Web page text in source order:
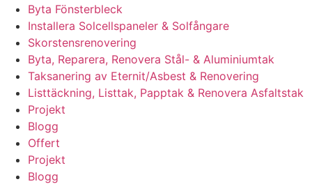
Byta Fönsterbleck
Installera Solcellspaneler & Solfångare
Skorstensrenovering
Byta, Reparera, Renovera Stål- & Aluminiumtak
Taksanering av Eternit/Asbest & Renovering
Listtäckning, Listtak, Papptak & Renovera Asfaltstak
Projekt
Blogg
Offert
Projekt
Blogg